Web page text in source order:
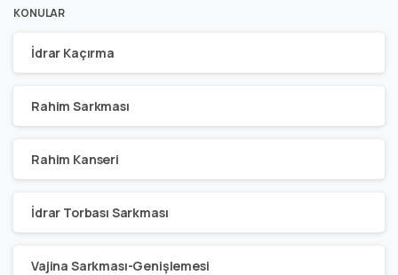
KONULAR
İdrar Kaçırma
Rahim Sarkması
Rahim Kanseri
İdrar Torbası Sarkması
Vajina Sarkması-Genişlemesi